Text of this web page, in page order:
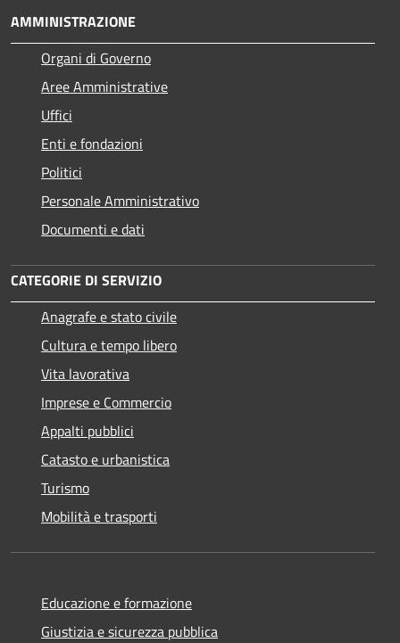
AMMINISTRAZIONE
Organi di Governo
Aree Amministrative
Uffici
Enti e fondazioni
Politici
Personale Amministrativo
Documenti e dati
CATEGORIE DI SERVIZIO
Anagrafe e stato civile
Cultura e tempo libero
Vita lavorativa
Imprese e Commercio
Appalti pubblici
Catasto e urbanistica
Turismo
Mobilità e trasporti
Educazione e formazione
Giustizia e sicurezza pubblica